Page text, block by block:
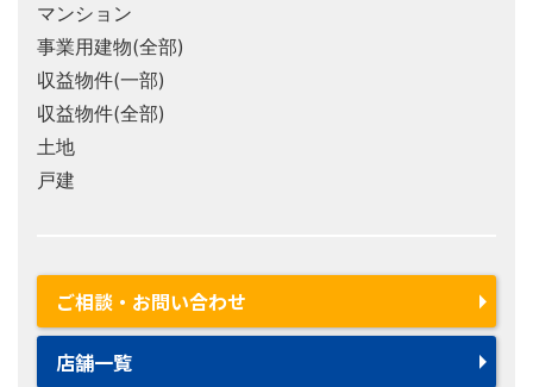
マンション
事業用建物(全部)
収益物件(一部)
収益物件(全部)
土地
戸建
ご相談・お問い合わせ
店舗一覧